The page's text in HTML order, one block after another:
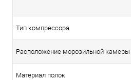
Тип компрессора
Расположение морозильной камеры
Материал полок